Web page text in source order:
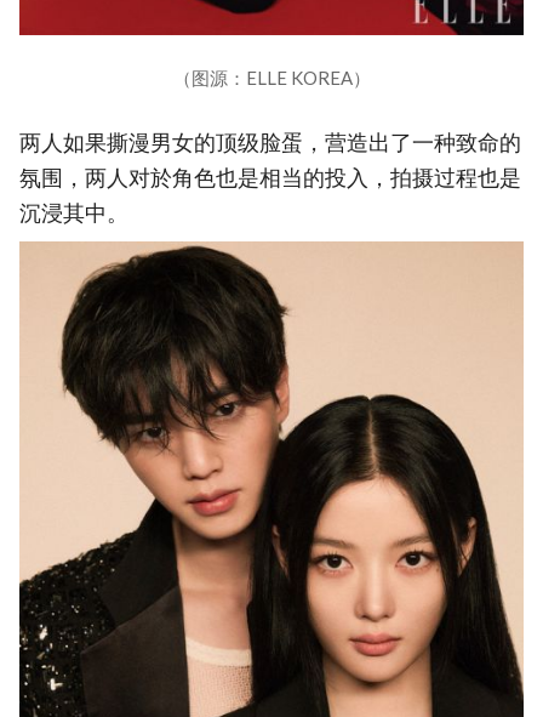
（图源：ELLE KOREA）
两人如果撕漫男女的顶级脸蛋，营造出了一种致命的
氛围，两人对於角色也是相当的投入，拍摄过程也是
沉浸其中。